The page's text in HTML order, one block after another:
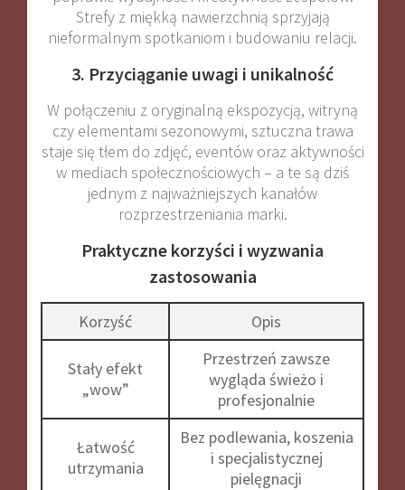
Strefy z miękką nawierzchnią sprzyjają
nieformalnym spotkaniom i budowaniu relacji.
3. Przyciąganie uwagi i unikalność
W połączeniu z oryginalną ekspozycją, witryną
czy elementami sezonowymi, sztuczna trawa
staje się tłem do zdjęć, eventów oraz aktywności
w mediach społecznościowych – a te są dziś
jednym z najważniejszych kanałów
rozprzestrzeniania marki.
Praktyczne korzyści i wyzwania
zastosowania
Korzyść Opis
Stały efekt
„wow”
Przestrzeń zawsze
wygląda świeżo i
profesjonalnie
Łatwość
utrzymania
Bez podlewania, koszenia
i specjalistycznej
pielęgnacji